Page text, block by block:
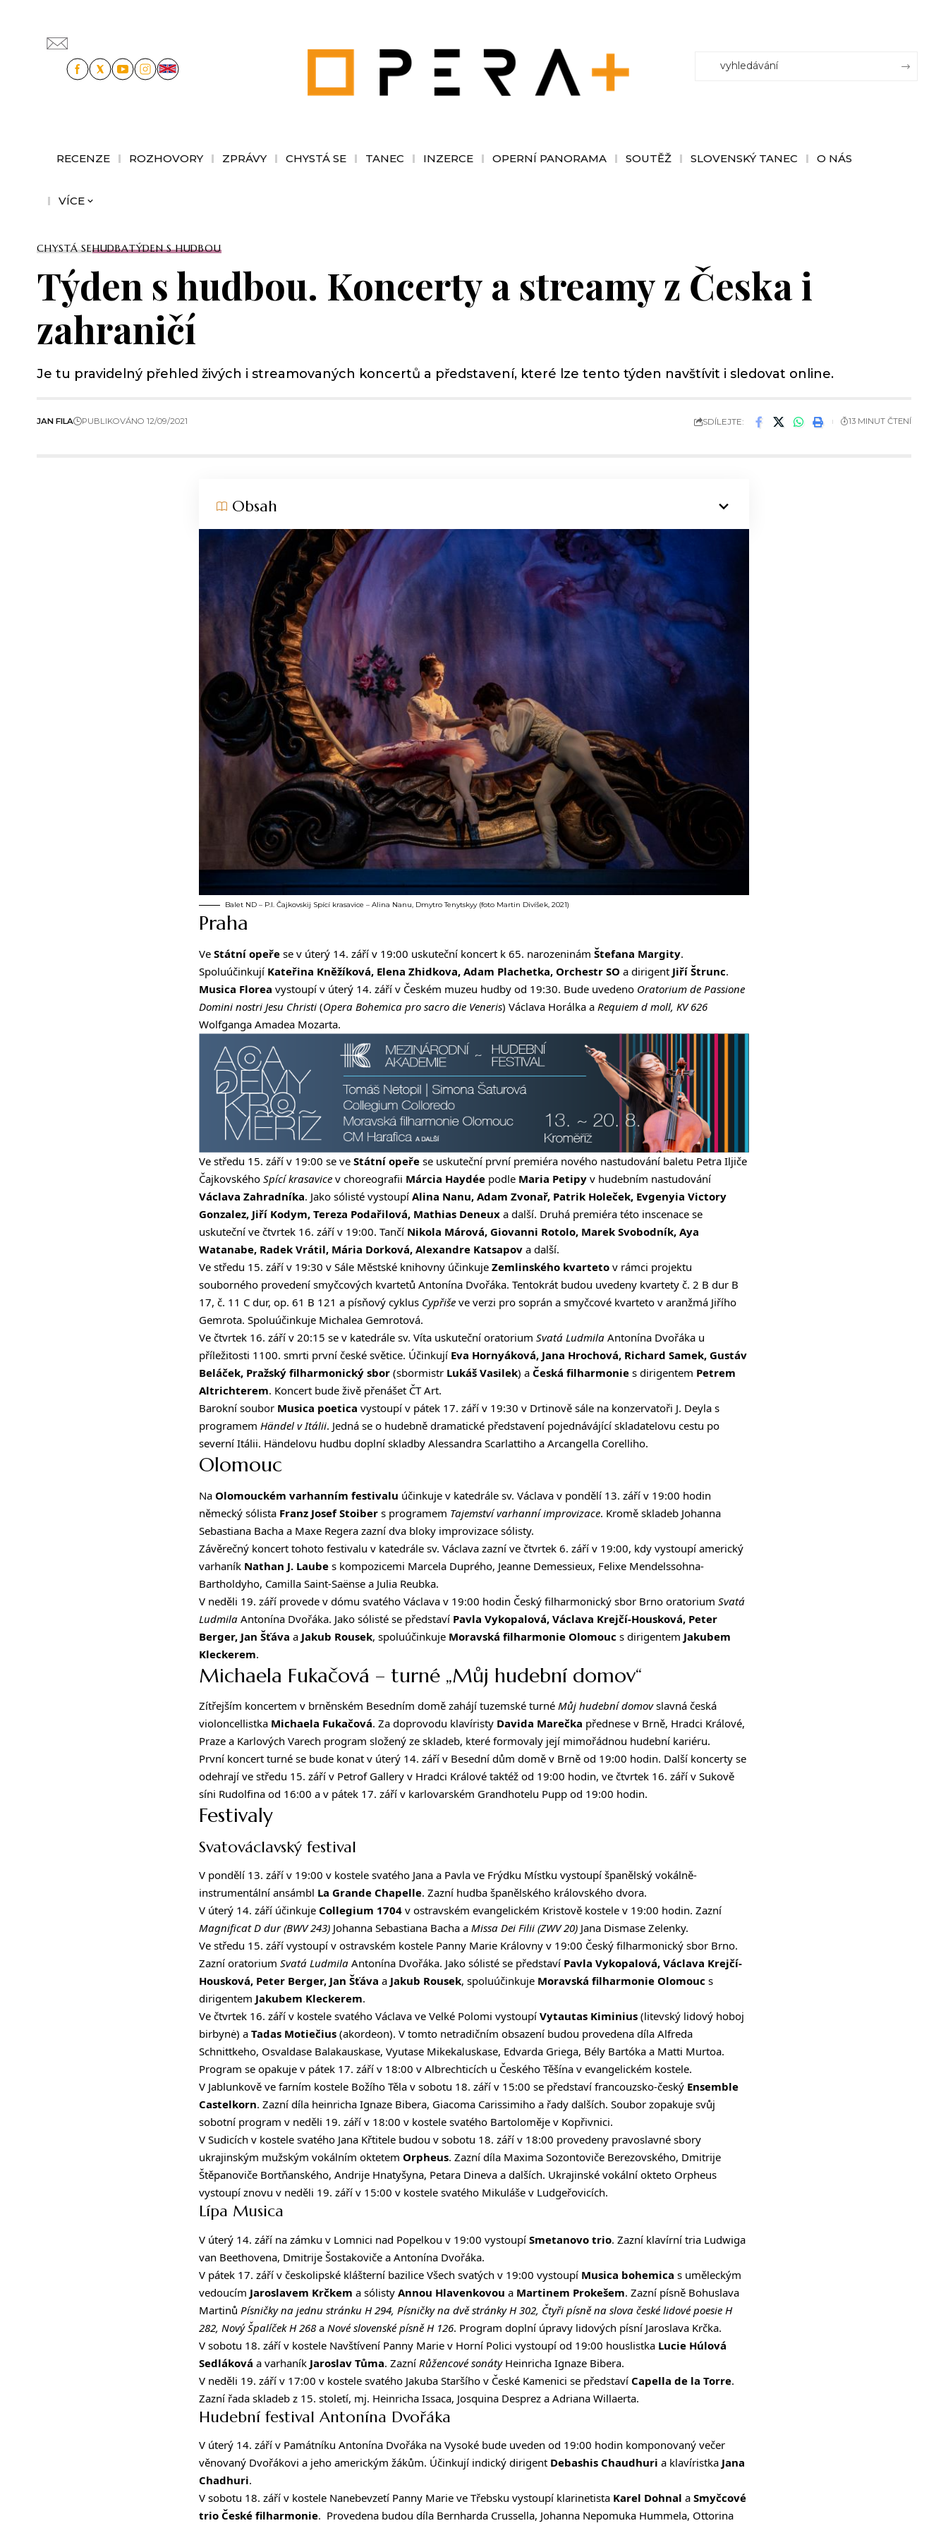
RECENZE ROZHOVORY ZPRÁVY CHYSTÁ SE TANEC INZERCE OPERNÍ PANORAMA SOUTĚŽ SLOVENSKÝ TANEC O NÁS
VÍCE
CHYSTÁ SEHUDBATÝDEN S HUDBOU
Týden s hudbou. Koncerty a streamy z Česka i
zahraničí
Je tu pravidelný přehled živých i streamovaných koncertů a představení, které lze tento týden navštívit i sledovat online.
JAN FILA PUBLIKOVÁNO 12/09/2021 SDÍLEJTE: 13 MINUT ČTENÍ
Obsah
Balet ND – P.I. Čajkovskij Spící krasavice – Alina Nanu, Dmytro Tenytskyy (foto Martin Divíšek, 2021)
Praha
Ve Státní opeře se v úterý 14. září v 19:00 uskuteční koncert k 65. narozeninám Štefana Margity.
Spoluúčinkují Kateřina Kněžíková, Elena Zhidkova, Adam Plachetka, Orchestr SO a dirigent Jiří Štrunc.
Musica Florea vystoupí v úterý 14. září v Českém muzeu hudby od 19:30. Bude uvedeno Oratorium de Passione
Domini nostri Jesu Christi (Opera Bohemica pro sacro die Veneris) Václava Horálka a Requiem d moll, KV 626
Wolfganga Amadea Mozarta.
Ve středu 15. září v 19:00 se ve Státní opeře se uskuteční první premiéra nového nastudování baletu Petra Iljiče
Čajkovského Spící krasavice v choreografii Márcia Haydée podle Maria Petipy v hudebním nastudování
Václava Zahradníka. Jako sólisté vystoupí Alina Nanu, Adam Zvonař, Patrik Holeček, Evgenyia Victory
Gonzalez, Jiří Kodym, Tereza Podařilová, Mathias Deneux a další. Druhá premiéra této inscenace se
uskuteční ve čtvrtek 16. září v 19:00. Tančí Nikola Márová, Giovanni Rotolo, Marek Svobodník, Aya
Watanabe, Radek Vrátil, Mária Dorková, Alexandre Katsapov a další.
Ve středu 15. září v 19:30 v Sále Městské knihovny účinkuje Zemlinského kvarteto v rámci projektu
souborného provedení smyčcových kvartetů Antonína Dvořáka. Tentokrát budou uvedeny kvartety č. 2 B dur B
17, č. 11 C dur, op. 61 B 121 a písňový cyklus Cypřiše ve verzi pro soprán a smyčcové kvarteto v aranžmá Jiřího
Gemrota. Spoluúčinkuje Michalea Gemrotová.
Ve čtvrtek 16. září v 20:15 se v katedrále sv. Víta uskuteční oratorium Svatá Ludmila Antonína Dvořáka u
příležitosti 1100. smrti první české světice. Účinkují Eva Hornyáková, Jana Hrochová, Richard Samek, Gustáv
Beláček, Pražský filharmonický sbor (sbormistr Lukáš Vasilek) a Česká filharmonie s dirigentem Petrem
Altrichterem. Koncert bude živě přenášet ČT Art.
Barokní soubor Musica poetica vystoupí v pátek 17. září v 19:30 v Drtinově sále na konzervatoři J. Deyla s
programem Händel v Itálii. Jedná se o hudebně dramatické představení pojednávájící skladatelovu cestu po
severní Itálii. Händelovu hudbu doplní skladby Alessandra Scarlattiho a Arcangella Corelliho.
Olomouc
Na Olomouckém varhanním festivalu účinkuje v katedrále sv. Václava v pondělí 13. září v 19:00 hodin
německý sólista Franz Josef Stoiber s programem Tajemství varhanní improvizace. Kromě skladeb Johanna
Sebastiana Bacha a Maxe Regera zazní dva bloky improvizace sólisty.
Závěrečný koncert tohoto festivalu v katedrále sv. Václava zazní ve čtvrtek 6. září v 19:00, kdy vystoupí americký
varhaník Nathan J. Laube s kompozicemi Marcela Duprého, Jeanne Demessieux, Felixe Mendelssohna-
Bartholdyho, Camilla Saint-Saënse a Julia Reubka.
V neděli 19. září provede v dómu svatého Václava v 19:00 hodin Český filharmonický sbor Brno oratorium Svatá
Ludmila Antonína Dvořáka. Jako sólisté se představí Pavla Vykopalová, Václava Krejčí-Housková, Peter
Berger, Jan Šťáva a Jakub Rousek, spoluúčinkuje Moravská filharmonie Olomouc s dirigentem Jakubem
Kleckerem.
Michaela Fukačová – turné „Můj hudební domov“
Zítřejším koncertem v brněnském Besedním domě zahájí tuzemské turné Můj hudební domovslavná česká
violoncellistka Michaela Fukačová. Za doprovodu klavíristy Davida Marečka přednese v Brně, Hradci Králové,
Praze a Karlových Varech program složený ze skladeb, které formovaly její mimořádnou hudební kariéru.
První koncert turné se bude konat v úterý 14. září v Besední dům domě v Brně od 19:00 hodin. Další koncerty se
odehrají ve středu 15. září v Petrof Gallery v Hradci Králové taktéž od 19:00 hodin, ve čtvrtek 16. září v Sukově
síni Rudolfina od 16:00 a v pátek 17. září v karlovarském Grandhotelu Pupp od 19:00 hodin.
Festivaly
Svatováclavský festival
V pondělí 13. září v 19:00 v kostele svatého Jana a Pavla ve Frýdku Místku vystoupí španělský vokálně-
instrumentální ansámbl La Grande Chapelle. Zazní hudba španělského královského dvora.
V úterý 14. září účinkuje Collegium 1704 v ostravském evangelickém Kristově kostele v 19:00 hodin. Zazní
Magnificat D dur (BWV 243) Johanna Sebastiana Bacha a Missa Dei Filii (ZWV 20) Jana Dismase Zelenky.
Ve středu 15. září vystoupí v ostravském kostele Panny Marie Královny v 19:00 Český filharmonický sbor Brno.
Zazní oratorium Svatá Ludmila Antonína Dvořáka. Jako sólisté se představí Pavla Vykopalová, Václava Krejčí-
Housková, Peter Berger, Jan Šťáva a Jakub Rousek, spoluúčinkuje Moravská filharmonie Olomouc s
dirigentem Jakubem Kleckerem.
Ve čtvrtek 16. září v kostele svatého Václava ve Velké Polomi vystoupí Vytautas Kiminius (litevský lidový hoboj
birbynė) a Tadas Motiečius (akordeon). V tomto netradičním obsazení budou provedena díla Alfreda
Schnittkeho, Osvaldase Balakauskase, Vyutase Mikekaluskase, Edvarda Griega, Bély Bartóka a Matti Murtoa.
Program se opakuje v pátek 17. září v 18:00 v Albrechticích u Českého Těšína v evangelickém kostele.
V Jablunkově ve farním kostele Božího Těla v sobotu 18. září v 15:00 se představí francouzsko-český Ensemble
Castelkorn. Zazní díla heinricha Ignaze Bibera, Giacoma Carissimiho a řady dalších. Soubor zopakuje svůj
sobotní program v neděli 19. září v 18:00 v kostele svatého Bartoloměje v Kopřivnici.
V Sudicích v kostele svatého Jana Křtitele budou v sobotu 18. září v 18:00 provedeny pravoslavné sbory
ukrajinským mužským vokálním oktetem Orpheus. Zazní díla Maxima Sozontoviče Berezovského, Dmitrije
Štěpanoviče Bortňanského, Andrije Hnatyšyna, Petara Dineva a dalších. Ukrajinské vokální okteto Orpheus
vystoupí znovu v neděli 19. září v 15:00 v kostele svatého Mikuláše v Ludgeřovicích.
Lípa Musica
V úterý 14. září na zámku v Lomnici nad Popelkou v 19:00 vystoupí Smetanovo trio. Zazní klavírní tria Ludwiga
van Beethovena, Dmitrije Šostakoviče a Antonína Dvořáka.
V pátek 17. září v českolipské klášterní bazilice Všech svatých v 19:00 vystoupí Musica bohemica s uměleckým
vedoucím Jaroslavem Krčkem a sólisty Annou Hlavenkovou a Martinem Prokešem. Zazní písně Bohuslava
Martinů Písničky na jednu stránku H 294, Písničky na dvě stránky H 302, Čtyři písně na slova české lidové poesie H
282, Nový Špalíček H 268 a Nové slovenské písně H 126. Program doplní úpravy lidových písní Jaroslava Krčka.
V sobotu 18. září v kostele Navštívení Panny Marie v Horní Polici vystoupí od 19:00 houslistka Lucie Húlová
Sedláková a varhaník Jaroslav Tůma. Zazní Růžencové sonátyHeinricha Ignaze Bibera.
V neděli 19. září v 17:00 v kostele svatého Jakuba Staršího v České Kamenici se představí Capella de la Torre.
Zazní řada skladeb z 15. století, mj. Heinricha Issaca, Josquina Desprez a Adriana Willaerta.
Hudební festival Antonína Dvořáka
V úterý 14. září v Památníku Antonína Dvořáka na Vysoké bude uveden od 19:00 hodin komponovaný večer
věnovaný Dvořákovi a jeho americkým žákům. Účinkují indický dirigent Debashis Chaudhuri a klavíristka Jana
Chadhuri.
V sobotu 18. září v kostele Nanebevzetí Panny Marie ve Třebsku vystoupí klarinetista Karel Dohnal a Smyčcové
trio České filharmonie. Provedena budou díla Bernharda Crussella, Johanna Nepomuka Hummela, Ottorina